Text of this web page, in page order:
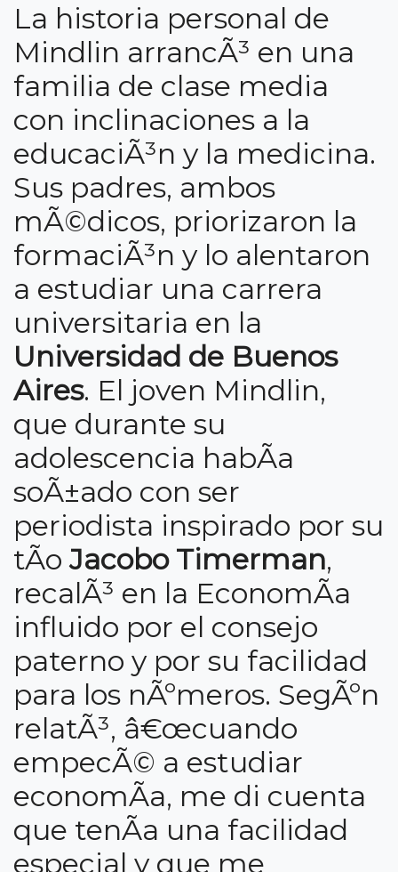
La historia personal de
Mindlin arrancÃ³ en una
familia de clase media
con inclinaciones a la
educaciÃ³n y la medicina.
Sus padres, ambos
mÃ©dicos, priorizaron la
formaciÃ³n y lo alentaron
a estudiar una carrera
universitaria en la
Universidad de Buenos
Aires. El joven Mindlin,
que durante su
adolescencia habÃ­a
soÃ±ado con ser
periodista inspirado por su
tÃ­oJacobo Timerman,
recalÃ³ en la EconomÃ­a
influido por el consejo
paterno y por su facilidad
para los nÃºmeros. SegÃºn
relatÃ³, â€œcuando
empecÃ© a estudiar
economÃ­a, me di cuenta
que tenÃ­a una facilidad
especial y que me